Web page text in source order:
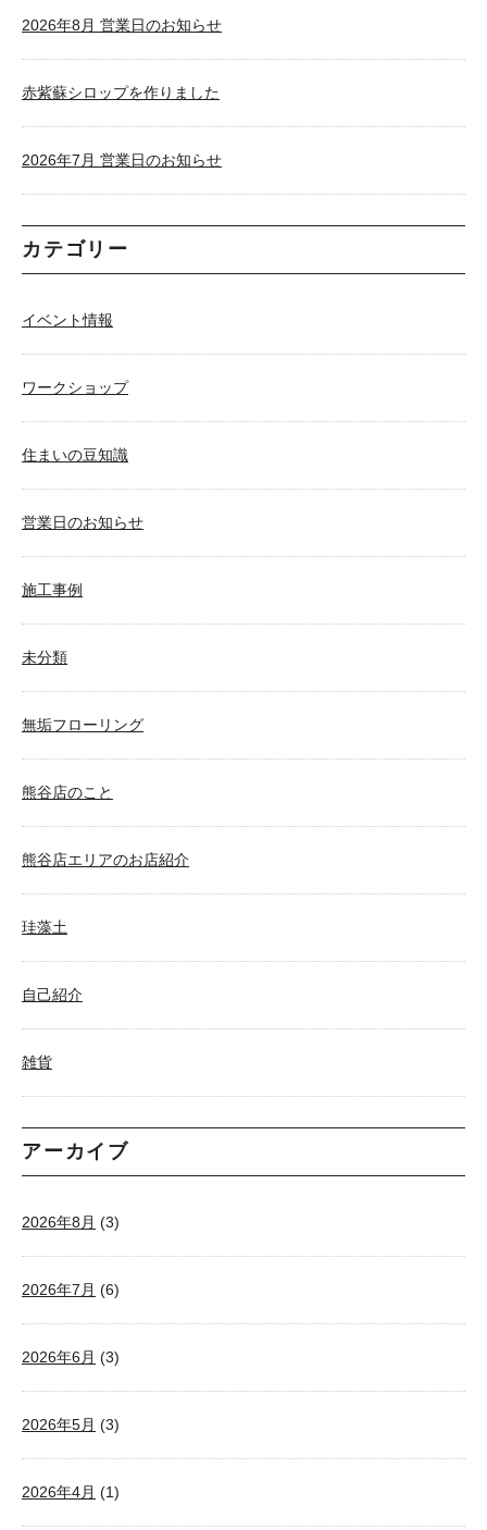
2026年8月 営業日のお知らせ
赤紫蘇シロップを作りました
2026年7月 営業日のお知らせ
カテゴリー
イベント情報
ワークショップ
住まいの豆知識
営業日のお知らせ
施工事例
未分類
無垢フローリング
熊谷店のこと
熊谷店エリアのお店紹介
珪藻土
自己紹介
雑貨
アーカイブ
2026年8月 (3)
2026年7月 (6)
2026年6月 (3)
2026年5月 (3)
2026年4月 (1)